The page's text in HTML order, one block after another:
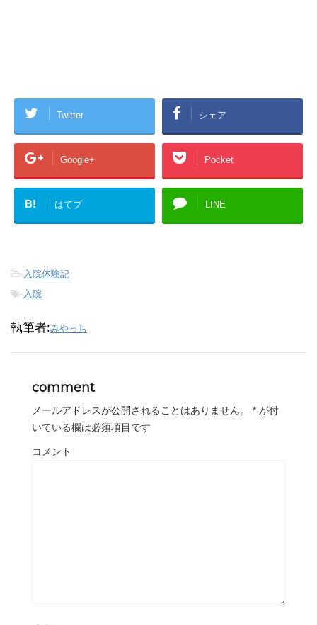
Twitter シェア
Google+ Pocket
B! はてブ LINE
- 入院体験記
- 入院
執筆者:みやっち
comment
メールアドレスが公開されることはありません。 * が付
いている欄は必須項目です
コメント